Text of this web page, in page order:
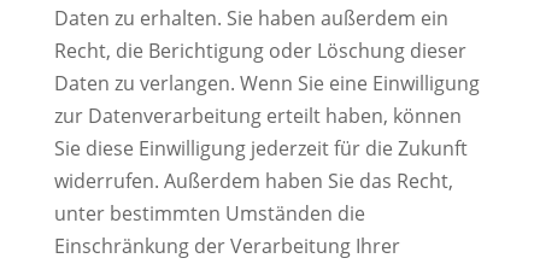
Daten zu erhalten. Sie haben außerdem ein
Recht, die Berichtigung oder Löschung dieser
Daten zu verlangen. Wenn Sie eine Einwilligung
zur Datenverarbeitung erteilt haben, können
Sie diese Einwilligung jederzeit für die Zukunft
widerrufen. Außerdem haben Sie das Recht,
unter bestimmten Umständen die
Einschränkung der Verarbeitung Ihrer